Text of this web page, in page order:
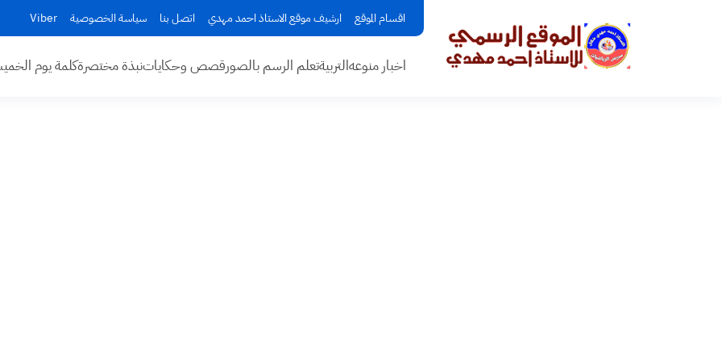
اقسام الموقع ارشيف موقع الاستاذ احمد مهدي اتصل بنا سياسة الخصوصية Viber
اخبار منوعهالتربيةتعلم الرسم بالصورقصص وحكاياتنبذة مختصرةكلمة يوم